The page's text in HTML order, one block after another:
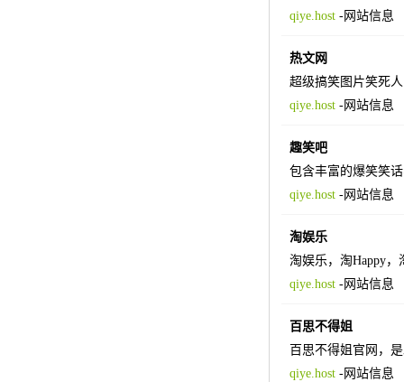
qiye.host-网站信息
热文网
超级搞笑图片笑死
qiye.host-网站信息
趣笑吧
包含丰富的爆笑笑
qiye.host-网站信息
淘娱乐
淘娱乐，淘Happy
qiye.host-网站信息
百思不得姐
百思不得姐官网，
qiye.host-网站信息